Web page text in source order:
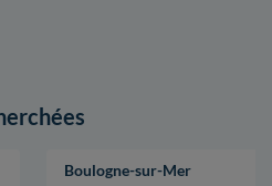
Boulogne-sur-Mer